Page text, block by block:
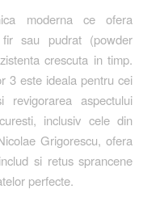
moderna ce ofera
sau pudrat (powder
crescuta in timp.
3 este ideala pentru cei
aspectului
inclusiv cele din
Grigorescu, ofera
si retus sprancene
perfecte.